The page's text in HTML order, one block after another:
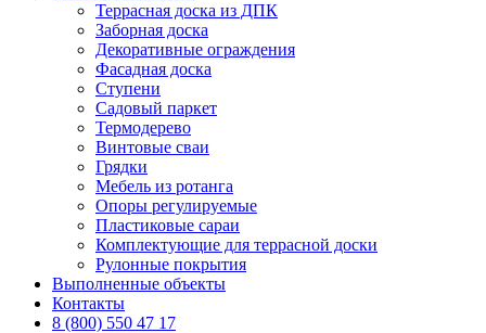
Террасная доска из ДПК
Заборная доска
Декоративные ограждения
Фасадная доска
Ступени
Садовый паркет
Термодерево
Винтовые сваи
Грядки
Мебель из ротанга
Опоры регулируемые
Пластиковые сараи
Комплектующие для террасной доски
Рулонные покрытия
Выполненные объекты
Контакты
8 (800) 550 47 17